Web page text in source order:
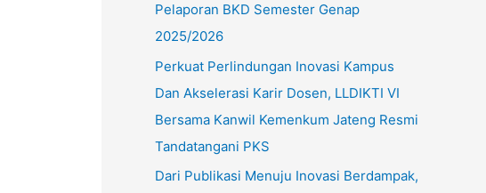
:
Pelaporan BKD Semester Genap
2025/2026
Perkuat Perlindungan Inovasi Kampus
Dan Akselerasi Karir Dosen, LLDIKTI VI
Bersama Kanwil Kemenkum Jateng Resmi
Tandatangani PKS
Dari Publikasi Menuju Inovasi Berdampak,